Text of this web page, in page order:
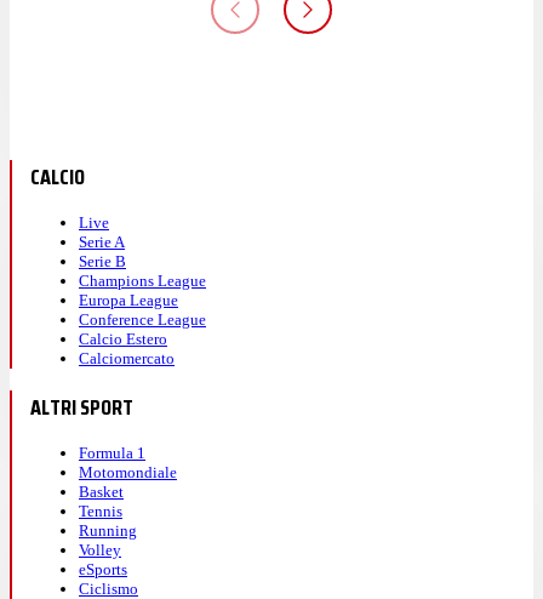
CALCIO
Live
Serie A
Serie B
Champions League
Europa League
Conference League
Calcio Estero
Calciomercato
ALTRI SPORT
Formula 1
Motomondiale
Basket
Tennis
Running
Volley
eSports
Ciclismo